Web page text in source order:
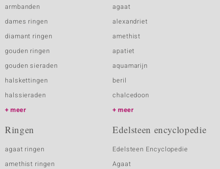
armbanden
dames ringen
diamant ringen
gouden ringen
gouden sieraden
halskettingen
halssieraden
meer
agaat
alexandriet
amethist
apatiet
aquamarijn
beril
chalcedoon
meer
Ringen
agaat ringen
amethist ringen
Edelsteen encyclopedie
Edelsteen Encyclopedie
Agaat